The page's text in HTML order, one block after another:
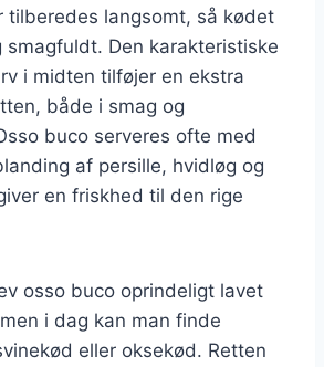
tilberedes langsomt, så kødet
Den karakteristiske
i midten tilføjer en ekstra
både i smag og
buco serveres ofte med
af persille, hvidløg og
en friskhed til den rige
osso buco oprindeligt lavet
i dag kan man finde
eller oksekød. Retten